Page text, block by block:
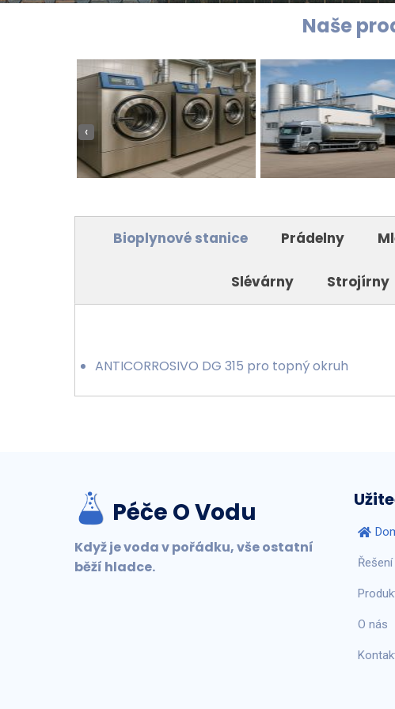
Naše
‹
Bioplynové stanice Prádelny
Slévárny Strojírny
ANTICORROSIVO DG 315 pro topný okruh
Péče O Vodu
Když je voda v pořádku, vše ostatní
běží hladce.
Řešení
O nás